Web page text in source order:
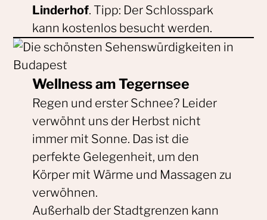
Linderhof. Tipp: Der Schlosspark
kann kostenlos besucht werden.
Wellness am Tegernsee
Regen und erster Schnee? Leider
verwöhnt uns der Herbst nicht
immer mit Sonne. Das ist die
perfekte Gelegenheit, um den
Körper mit Wärme und Massagen zu
verwöhnen.
Außerhalb der Stadtgrenzen kann